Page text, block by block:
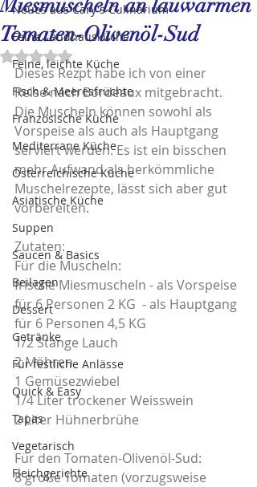
Neues aus Cary's Culinarium
Feine Landhausküche
Feine, leichte Küche
Fisch & Meeresfrüchte
Französische Küche
Mediterrane Küche
Österreichische Küche
Asiatische Küche
Suppen
Saucen & Basics
Beilagen
Dessert
Getränke
Für festliche Anlässe
Quick & Easy
Tapas
Vegetarisch
Fleichgerichte
Miesmuscheln an lauwarmen
Tomaten-Olivenöl-Sud
Mit NaN von 5 Sternen bewertet.
Dieses Rezpt habe ich von einer
Reise nach Bordeaux mitgebracht.
Die Muscheln können sowohl als
Vorspeise als auch als Hauptgang
serviert werden. Es ist ein bisschen
mehr Aufwand als herkömmliche
Muschelrezepte, lässt sich aber gut
vorbereiten.
Zutaten:
Für die Muscheln:
frische Miesmuscheln - als Vorspeise
für 6 Personen 2 KG  - als Hauptgang
für 6 Personen 4,5 KG
1/2 Stange Lauch
2 Möhren
1 Gemüsezwiebel
1/4 Liter trockener Weisswein
2 Liter Hühnerbrühe
Für den Tomaten-Olivenöl-Sud:
8 große Tomaten (vorzugsweise